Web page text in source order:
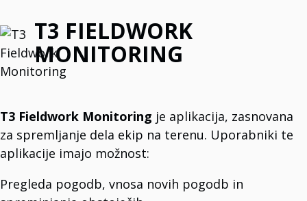
TAP Smart Factory – Vaša priložnost
Opolnomočite svojo tovarno s prilagojeno digitalizacijo.
TAP Smart Factory rešitve
T3Soft. Customized Digitalization.
T3 Helpdesk softver
IT podpora, spremljanje vzdrževanja in še več
T3 Calendar
Vodenje evidence o vaših zaposlenih
T3B Paket
T3 Portal
Novice, povezave, ankete, obdelava podatkov.
T3 FIELDWORK
MONITORING
T3 Fieldwork Monitoring je aplikacija, zasnovana
za spremljanje dela ekip na terenu. Uporabniki te
aplikacije imajo možnost:
Pregleda pogodb, vnosa novih pogodb in